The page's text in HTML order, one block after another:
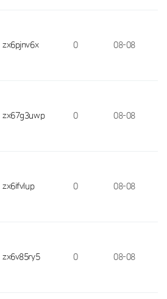
zx6pjnv6x 0 08-08
zx67g3uwp 0 08-08
zx6ifvlup 0 08-08
zx6v85ry5 0 08-08